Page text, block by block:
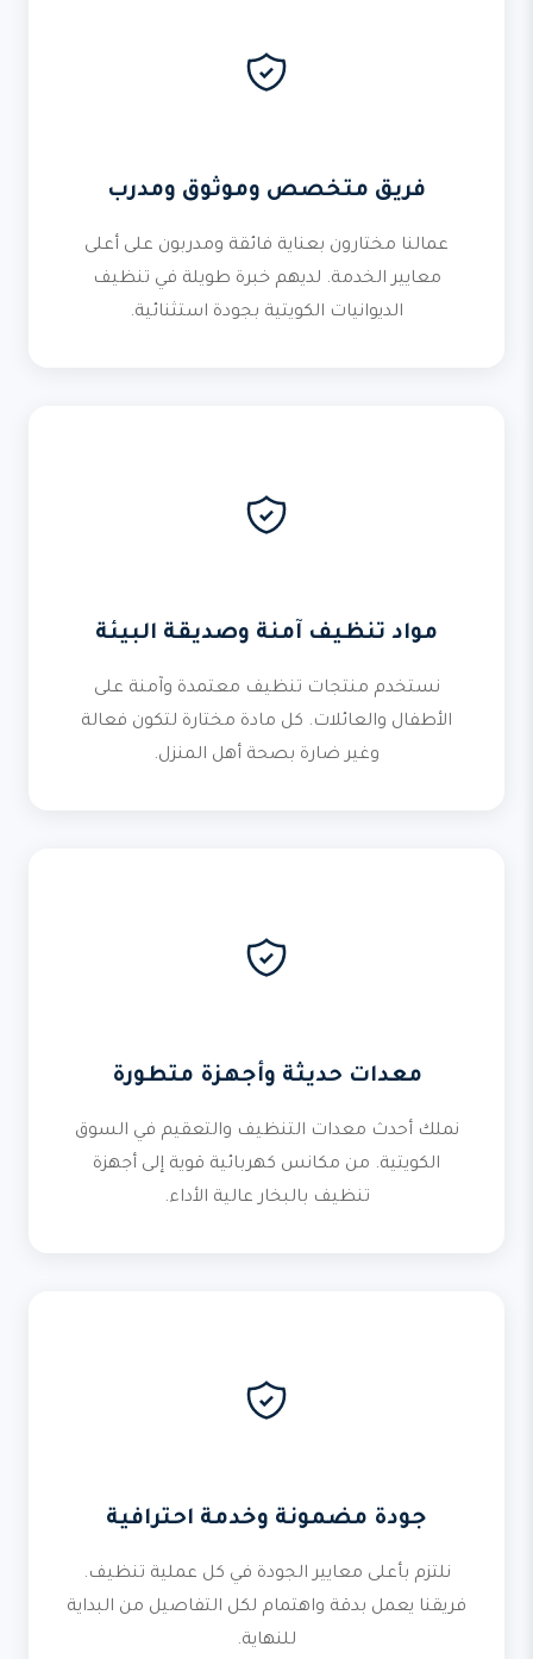
فريق متخصص وموثوق ومدرب
عمالنا مختارون بعناية فائقة ومدربون على أعلى
معايير الخدمة. لديهم خبرة طويلة في تنظيف
الديوانيات الكويتية بجودة استثنائية.
مواد تنظيف آمنة وصديقة البيئة
نستخدم منتجات تنظيف معتمدة وآمنة على
الأطفال والعائلات. كل مادة مختارة لتكون فعالة
وغير ضارة بصحة أهل المنزل.
معدات حديثة وأجهزة متطورة
نملك أحدث معدات التنظيف والتعقيم في السوق
الكويتية. من مكانس كهربائية قوية إلى أجهزة
تنظيف بالبخار عالية الأداء.
جودة مضمونة وخدمة احترافية
نلتزم بأعلى معايير الجودة في كل عملية تنظيف.
فريقنا يعمل بدقة واهتمام لكل التفاصيل من البداية
للنهاية.